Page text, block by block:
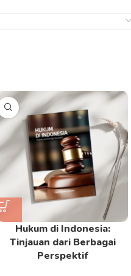
Hukum di Indonesia:
Tinjauan dari Berbagai
Perspektif